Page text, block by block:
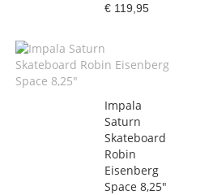
€ 119,95
Impala
Saturn
Skateboard
Robin
Eisenberg
Space 8,25"